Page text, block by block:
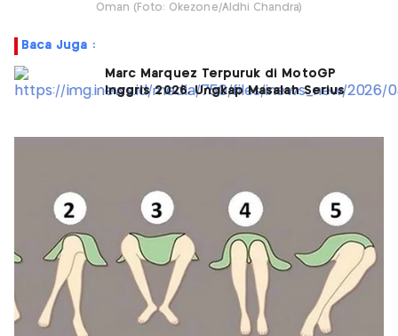
Oman (Foto: Okezone/Aldhi Chandra)
Baca Juga :
Marc Marquez Terpuruk di MotoGP
Inggris 2026, Ungkap Masalah Serius